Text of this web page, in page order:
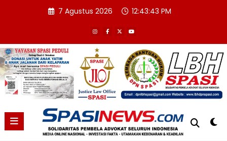
7 Agustus 2026 12:43:44 PM